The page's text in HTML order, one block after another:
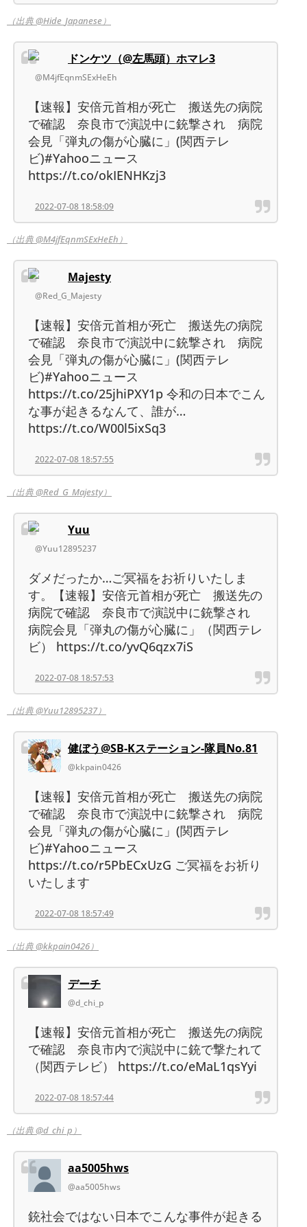
（出典 @Hide_Japanese）
ドンケツ（@左馬頭）ホマレ3
@M4jfEqnmSExHeEh
【速報】安倍元首相が死亡 搬送先の病院
で確認 奈良市で演説中に銃撃され 病院
会見「弾丸の傷が心臓に」(関西テレ
ビ)#Yahooニュース
https://t.co/okIENHKzj3
2022-07-08 18:58:09
（出典 @M4jfEqnmSExHeEh）
Majesty
@Red_G_Majesty
【速報】安倍元首相が死亡 搬送先の病院
で確認 奈良市で演説中に銃撃され 病院
会見「弾丸の傷が心臓に」(関西テレ
ビ)#Yahooニュース
https://t.co/25jhiPXY1p 令和の日本でこん
な事が起きるなんて、誰が…
https://t.co/W00l5ixSq3
2022-07-08 18:57:55
（出典 @Red_G_Majesty）
Yuu
@Yuu12895237
ダメだったか…ご冥福をお祈りいたしま
す。【速報】安倍元首相が死亡 搬送先の
病院で確認 奈良市で演説中に銃撃され
病院会見「弾丸の傷が心臓に」（関西テレ
ビ） https://t.co/yvQ6qzx7iS
2022-07-08 18:57:53
（出典 @Yuu12895237）
健ぼう@SB-Kステーション-隊員No.81
@kkpain0426
【速報】安倍元首相が死亡 搬送先の病院
で確認 奈良市で演説中に銃撃され 病院
会見「弾丸の傷が心臓に」(関西テレ
ビ)#Yahooニュース
https://t.co/r5PbECxUzG ご冥福をお祈り
いたします
2022-07-08 18:57:49
（出典 @kkpain0426）
デーチ
@d_chi_p
【速報】安倍元首相が死亡 搬送先の病院
で確認 奈良市内で演説中に銃で撃たれて
（関西テレビ） https://t.co/eMaL1qsYyi
2022-07-08 18:57:44
（出典 @d_chi_p）
aa5005hws
@aa5005hws
銃社会ではない日本でこんな事件が起きる